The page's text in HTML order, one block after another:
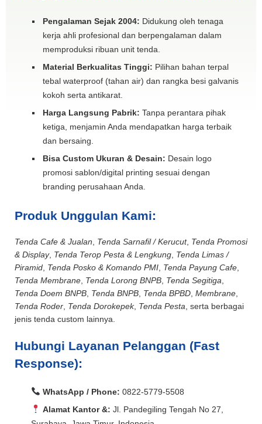
Pengalaman Sejak 2004: Didukung oleh tenaga
kerja ahli profesional dan berpengalaman dalam
memproduksi ribuan unit tenda.
Material Berkualitas Tinggi: Pilihan bahan terpal
tebal waterproof (tahan air) dan rangka besi galvanis
kokoh serta antikarat.
Harga Langsung Pabrik: Tanpa perantara pihak
ketiga, menjamin Anda mendapatkan harga terbaik
dan bersaing.
Bisa Custom Ukuran & Desain: Desain logo
promosi sablon/digital printing sesuai dengan
branding perusahaan Anda.
Produk Unggulan Kami:
Tenda Cafe & Jualan Tenda Sarnafil / Kerucut, Tenda Promosi
& Display, Tenda Terop Pesta & Lengkung Tenda Limas /
Piramid Tenda Posko & Komando PMI Tenda Payung Cafe
Tenda Membrane Tenda Lorong BNPB Tenda Segitiga
Tenda Doem BNPB Tenda BNPB Tenda BPBD Membrane
Tenda Roder Tenda Dorokepek, Tenda Pesta , serta berbagai
jenis tenda custom lainnya.
Hubungi Layanan Pelanggan (Fast
Response):
WhatsApp / Phone: 0822-5779-5508
Alamat Kantor &: Jl. Pandegiling Tengah No 27,